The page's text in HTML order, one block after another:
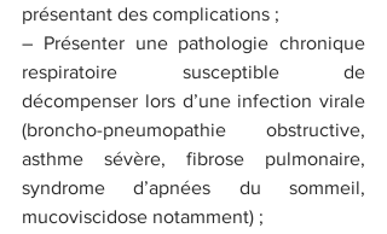
présentant des complications ;
– Présenter une pathologie chronique
respiratoire susceptible de
décompenser lors d’une infection virale
(broncho-pneumopathie obstructive,
asthme sévère, fibrose pulmonaire,
syndrome d’apnées du sommeil,
mucoviscidose notamment) ;